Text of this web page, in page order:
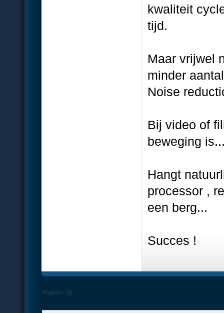
kwaliteit
tijd.
Maar vrijwel
minder
Noise
Bij video of
beweging
Hangt
processor ,
een berg...
Succes !
Pagina's: [1]